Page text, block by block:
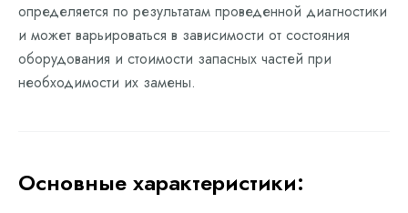
определяется по результатам проведенной диагностики
и может варьироваться в зависимости от состояния
оборудования и стоимости запасных частей при
необходимости их замены.
Основные характеристики: